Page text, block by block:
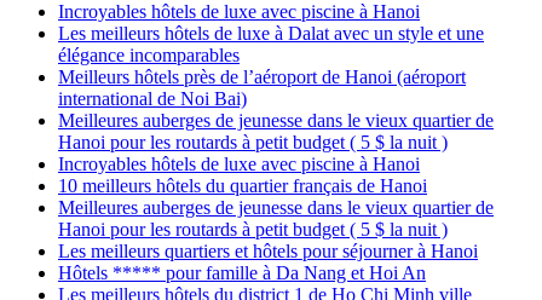
Incroyables hôtels de luxe avec piscine à Hanoi
Les meilleurs hôtels de luxe à Dalat avec un style et une
élégance incomparables
Meilleurs hôtels près de l’aéroport de Hanoi (aéroport
international de Noi Bai)
Meilleures auberges de jeunesse dans le vieux quartier de
Hanoi pour les routards à petit budget ( 5 $ la nuit )
Incroyables hôtels de luxe avec piscine à Hanoi
10 meilleurs hôtels du quartier français de Hanoi
Meilleures auberges de jeunesse dans le vieux quartier de
Hanoi pour les routards à petit budget ( 5 $ la nuit )
Les meilleurs quartiers et hôtels pour séjourner à Hanoi
Hôtels ***** pour famille à Da Nang et Hoi An
Les meilleurs hôtels du district 1 de Ho Chi Minh ville